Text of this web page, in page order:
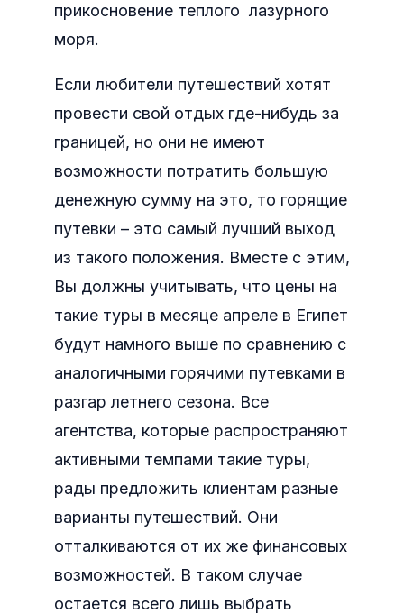
прикосновение теплого лазурного
моря.
Если любители путешествий хотят
провести свой отдых где-нибудь за
границей, но они не имеют
возможности потратить большую
денежную сумму на это, то горящие
путевки – это самый лучший выход
из такого положения. Вместе с этим,
Вы должны учитывать, что цены на
такие туры в месяце апреле в Египет
будут намного выше по сравнению с
аналогичными горячими путевками в
разгар летнего сезона. Все
агентства, которые распространяют
активными темпами такие туры,
рады предложить клиентам разные
варианты путешествий. Они
отталкиваются от их же финансовых
возможностей. В таком случае
остается всего лишь выбрать